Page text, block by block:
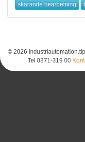
skärande bearbetning
© 2026
Tel 0371-319 00